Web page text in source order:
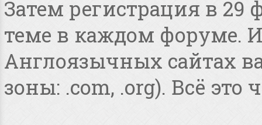
Затем регистрация в 29
теме в каждом форуме.
Англоязычных сайтах
зоны: .com, .org). Всё это